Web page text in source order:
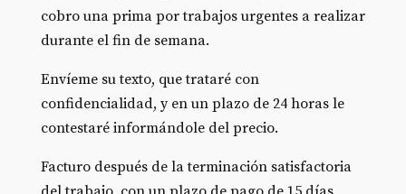
cobro una prima por trabajos urgentes a realizar
durante el fin de semana.
Envíeme su texto, que trataré con
confidencialidad, y en un plazo de 24 horas le
contestaré informándole del precio.
Facturo después de la terminación satisfactoria